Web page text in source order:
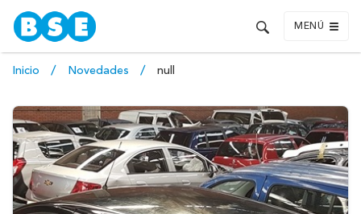
MENÚ
Inicio Novedades null